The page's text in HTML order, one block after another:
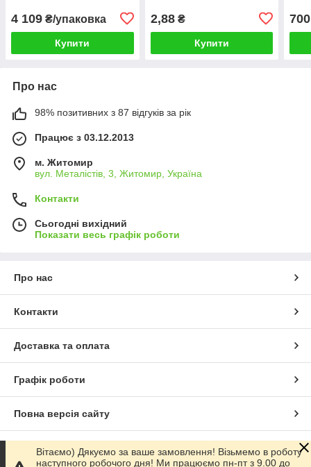
пляшку, упаковка 600 штук
4 109 ₴/упаковка
Купити
2,88₴
Купити
700
Про нас
98% позитивних з 87 відгуків за рік
Працює з 03.12.2013
м. Житомир
вул. Металістів, 3, Житомир, Україна
Контакти
Сьогодні вихідний
Показати весь графік роботи
Про нас
Контакти
Доставка та оплата
Графік роботи
Повна версія сайту
Сайт створено на маркетплейсі
Вітаємо) Дякуємо за ваше замовлення! Візьмемо в роботу
наступного робочого дня! Ми працюємо пн-пт з 9.00 до